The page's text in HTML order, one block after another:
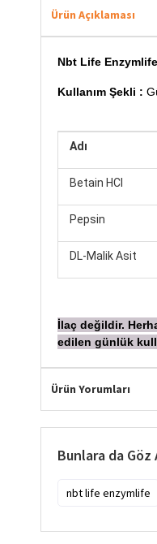
Ürün Açıklaması
Nbt Life
Kullanım Şekli :
Adı
Betain HCl
Pepsin
DL-Malik Asit
İlaç değildir.
edilen günlük
Ürün Yorumları
Bunlara da Göz
nbt life enzymlife